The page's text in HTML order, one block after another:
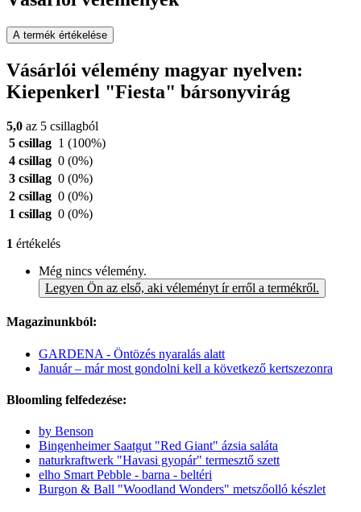
A termék értékelése
Vásárlói vélemény magyar nyelven:
Kiepenkerl "Fiesta" bársonyvirág
5,0 az 5 csillagból
5 csillag 1 (100%)
4 csillag 0 (0%)
3 csillag 0 (0%)
2 csillag 0 (0%)
1 csillag 0 (0%)
1 értékelés
Még nincs vélemény.
Legyen Ön az első, aki véleményt ír erről a termékről.
Magazinunkból:
GARDENA - Öntözés nyaralás alatt
Január – már most gondolni kell a következő kertszezonra
Bloomling felfedezése:
by Benson
Bingenheimer Saatgut "Red Giant" ázsia saláta
naturkraftwerk "Havasi gyopár" termesztő szett
elho Smart Pebble - barna - beltéri
Burgon & Ball "Woodland Wonders" metszőolló készlet